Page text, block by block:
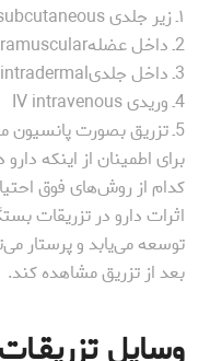
۱ـ زیر جلدی SC subcutaneous
2ـ داخل عضلهIM intramuscular
3ـ داخل جلدیID intradermal
4ـ وریدی IV intravenous
5ـ تزریق بصورت پانسیون مانند
برای اطمینان از اینکه
کدام از روش‌های فوق
اثرات دارو در تزریقات
توسعه می‌یابد و پرستار
بعد از تزریق مشاهده کند.
وسایل